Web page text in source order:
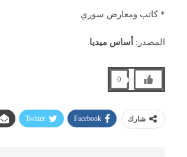
* كاتب ومعارض سوري
المصدر: أساس ميديا
0
شارك Facebook
Twitter